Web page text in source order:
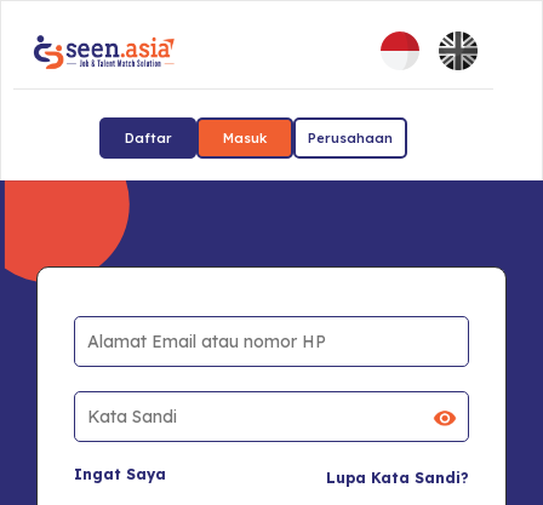
Daftar Masuk Perusahaan
Ingat Saya Lupa Kata Sandi?